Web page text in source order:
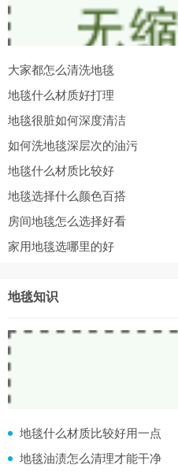
大家都怎么清洗地毯
地毯什么材质好打理
地毯很脏如何深度清洁
如何洗地毯深层次的油污
地毯什么材质比较好
地毯选择什么颜色百搭
房间地毯怎么选择好看
家用地毯选哪里的好
地毯知识
地毯什么材质比较好用一点
地毯油渍怎么清理才能干净